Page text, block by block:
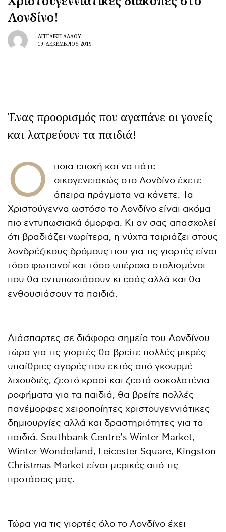
Λονδίνο!
ΑΓΓΕΛΙΚΉ ΛΆΛΟΥ
19 ΔΕΚΕΜΒΡΊΟΥ 2019
Ένας προορισμός που αγαπάνε οι γονείς
και λατρεύουν τα παιδιά!
Ό
ποια εποχή και να πάτε
οικογενειακώς στο Λονδίνο έχετε
άπειρα πράγματα να κάνετε. Τα
Χριστούγεννα ωστόσο το Λονδίνο είναι ακόμα
πιο εντυπωσιακά όμορφα. Κι αν σας απασχολεί
ότι βραδιάζει νωρίτερα, η νύχτα ταιριάζει στους
λονδρέζικους δρόμους που για τις γιορτές είναι
τόσο φωτεινοί και τόσο υπέροχα στολισμένοι
που θα εντυπωσιάσουν κι εσάς αλλά και θα
ενθουσιάσουν τα παιδιά.
Διάσπαρτες σε διάφορα σημεία του Λονδίνου
τώρα για τις γιορτές θα βρείτε πολλές μικρές
υπαίθριες αγορές που εκτός από γκουρμέ
λιχουδιές, ζεστό κρασί και ζεστά σοκολατένια
ροφήματα για τα παιδιά, θα βρείτε πολλές
πανέμορφες χειροποίητες χριστουγεννιάτικες
δημιουργίες αλλά και δραστηριότητες για τα
παιδιά. Southbank Centre’s Winter Market,
Winter Wonderland, Leicester Square, Kingston
Christmas Market είναι μερικές από τις
προτάσεις μας.
Τώρα για τις γιορτές όλο το Λονδίνο έχει